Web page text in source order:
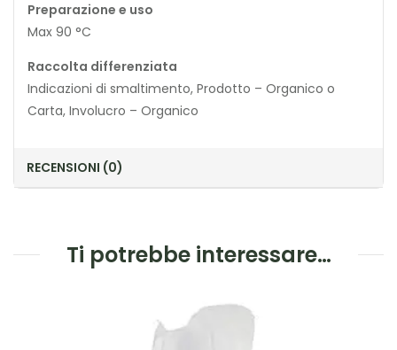
Preparazione e uso
Max 90 °C
Raccolta differenziata
Indicazioni di smaltimento, Prodotto – Organico o
Carta, Involucro – Organico
RECENSIONI (0)
Ti potrebbe interessare…